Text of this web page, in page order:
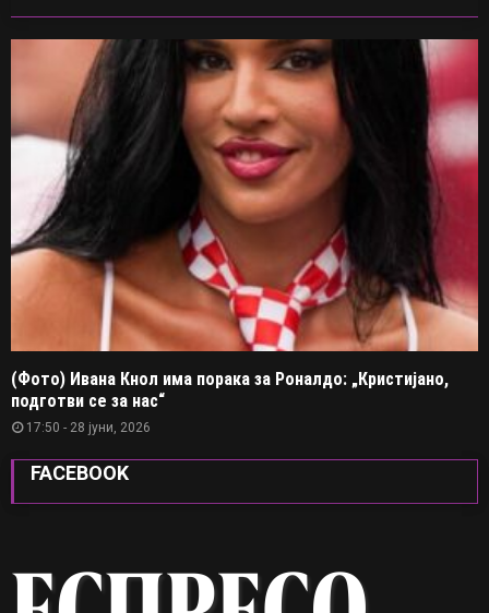
(Фото) Ивана Кнол има порака за Роналдо: „Кристијано,
подготви се за нас“
17:50 - 28 јуни, 2026
FACEBOOK